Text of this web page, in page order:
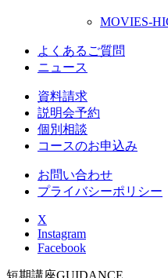
MOVIES-
よくあるご質問
ニュース
資料請求
説明会予約
個別相談
コースのお申込み
お問い合わせ
プライバシーポリシー
X
Instagram
Facebook
短期講座GUIDANCE